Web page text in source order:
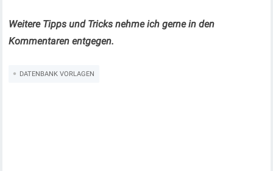
Weitere Tipps und Tricks nehme ich gerne in den
Kommentaren entgegen.
DATENBANK VORLAGEN